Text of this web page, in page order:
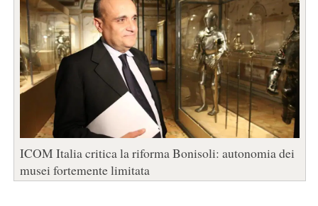
ICOM Italia critica la riforma Bonisoli: autonomia dei
musei fortemente limitata